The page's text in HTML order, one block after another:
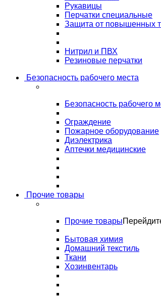
Рукавицы
Перчатки специальные
Защита от повышенных
Нитрил и ПВХ
Резиновые перчатки
Безопасность рабочего места
Безопасность рабочего
Ограждение
Пожарное оборудование
Диэлектрика
Аптечки медицинские
Прочие товары
Прочие товары
Бытовая химия
Домашний текстиль
Ткани
Хозинвентарь